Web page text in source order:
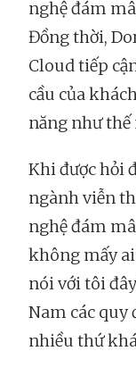
nghệ đám
Đồng thời,
Cloud tiếp
cầu của
năng như thế
Khi được hỏi
ngành viễn
nghệ đám
không mấy ai
nói với tôi
Nam các quy
nhiều thứ